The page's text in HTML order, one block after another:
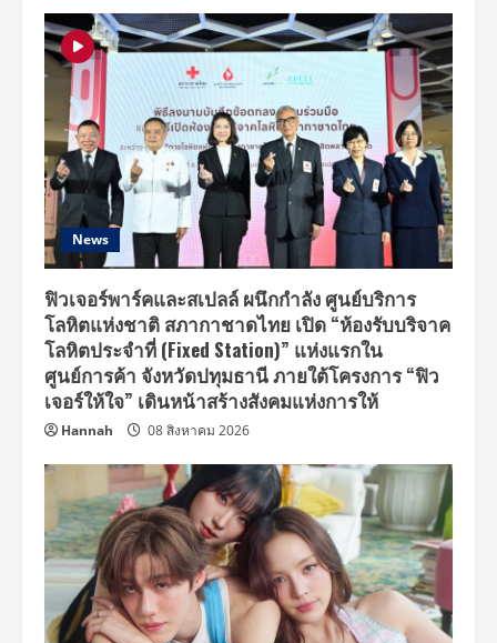
News
ฟิวเจอร์พาร์คและสเปลล์ ผนึกกำลัง ศูนย์บริการ
โลหิตแห่งชาติ สภากาชาดไทย เปิด “ห้องรับบริจาค
โลหิตประจำที่ (Fixed Station)” แห่งแรกใน
ศูนย์การค้า จังหวัดปทุมธานี ภายใต้โครงการ “ฟิว
เจอร์ให้ใจ” เดินหน้าสร้างสังคมแห่งการให้
Hannah 08 สิงหาคม 2026